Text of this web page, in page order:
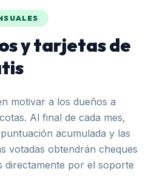
y tarjetas de
motivar a los dueños a
Al final de cada mes,
acumulada y las
votadas obtendrán cheques
directamente por el soporte